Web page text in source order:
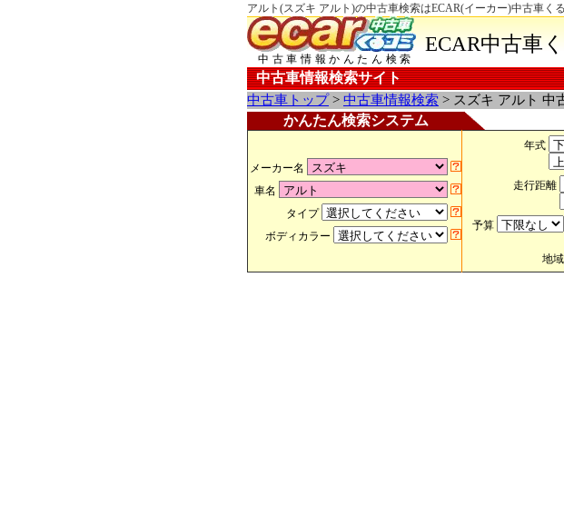
アルト(スズキ アルト)の中古車検索はECAR(イーカー)中古車く
中古車情報かんたん検索
ECAR中古車
中古車情報検索サイト
中古車トップ> 中古車情報検索 > スズキ アルト 中
かんたん検索システム
メーカー名
車名
タイプ
ボディカラー
年式
走行距離
予算
地域